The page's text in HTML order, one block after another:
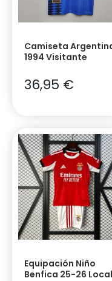
Camiseta
1994 Visitante
36,95 €
Equipación Niño
Benfica 25-26 Local